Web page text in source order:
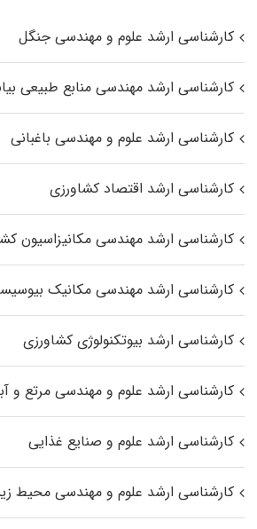
کارشناسی ارشد علوم و مهندسی جنگل
کارشناسی ارشد مهندسی منابع طبیعی
کارشناسی ارشد علوم و مهندسی باغبانی
کارشناسی ارشد اقتصاد کشاورزی
کارشناسی ارشد مهندسی مکانیزاسیون
کارشناسی ارشد مهندسی مکانیک
کارشناسی ارشد بیوتکنولوژی کشاورزی
کارشناسی ارشد علوم و مهندسی مرتع و
کارشناسی ارشد علوم و صنایع غذایی
کارشناسی ارشد علوم و مهندسی محیط